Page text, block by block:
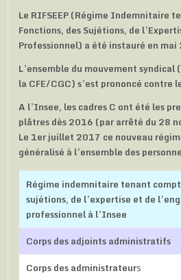
Le RIFSEEP (Régime Indemnitaire
Fonctions, des Sujétions, de
Professionnel) a été instauré en
L’ensemble du mouvement
la CFE/CGC) s’est prononcé contre
A l’Insee, les cadres C ont été les
plâtres dès 2016 (par arrêté du 28
Le 1er juillet 2017 ce nouveau
généralisé à l’ensemble des
Régime indemnitaire tenant
sujétions, de l’expertise et de
professionnel à l’Insee
Corps des adjoints administratifs
Corps des administrateurs